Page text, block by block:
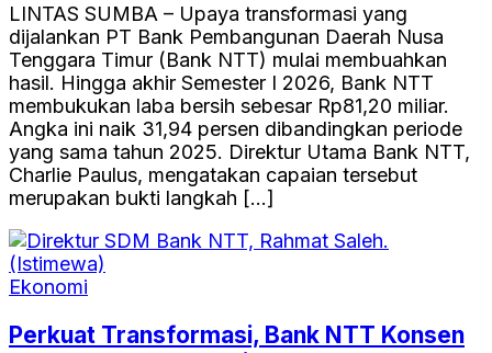
LINTAS SUMBA – Upaya transformasi yang
dijalankan PT Bank Pembangunan Daerah Nusa
Tenggara Timur (Bank NTT) mulai membuahkan
hasil. Hingga akhir Semester I 2026, Bank NTT
membukukan laba bersih sebesar Rp81,20 miliar.
Angka ini naik 31,94 persen dibandingkan periode
yang sama tahun 2025. Direktur Utama Bank NTT,
Charlie Paulus, mengatakan capaian tersebut
merupakan bukti langkah […]
Ekonomi
Perkuat Transformasi, Bank NTT Konsen